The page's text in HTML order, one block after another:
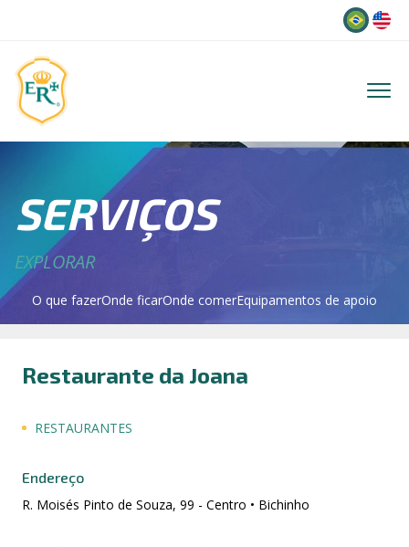
SERVIÇOS
EXPLORAR
O que fazerOnde ficarOnde comerEquipamentos de apoio
Restaurante da Joana
RESTAURANTES
Endereço
R. Moisés Pinto de Souza, 99 - Centro • Bichinho